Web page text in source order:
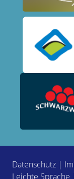
Datenschutz |
Leichte Sprache